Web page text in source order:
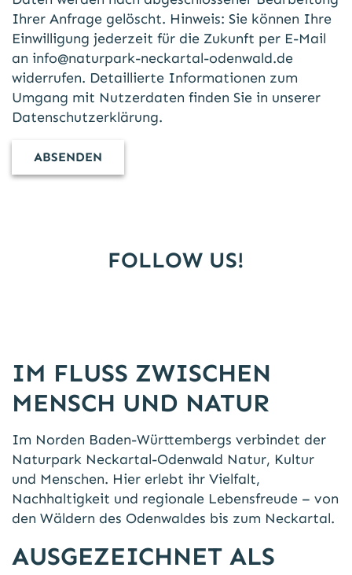
Ihrer Anfrage gelöscht. Hinweis: Sie können Ihre
Einwilligung jederzeit für die Zukunft per E-Mail
an info@naturpark-neckartal-odenwald.de
widerrufen. Detaillierte Informationen zum
Umgang mit Nutzerdaten finden Sie in unserer
Datenschutzerklärung.
FOLLOW US!
IM FLUSS ZWISCHEN
MENSCH UND NATUR
Im Norden Baden-Württembergs verbindet der
Naturpark Neckartal-Odenwald Natur, Kultur
und Menschen. Hier erlebt ihr Vielfalt,
Nachhaltigkeit und regionale Lebensfreude – von
den Wäldern des Odenwaldes bis zum Neckartal.
AUSGEZEICHNET ALS